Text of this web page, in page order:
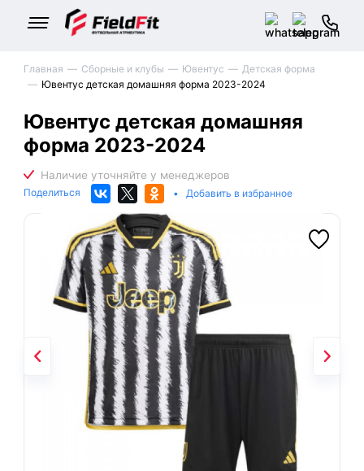
Главная Сборные и клубы Ювентус
Детская форма
Ювентус детская домашняя форма 2023-2024
Ювентус детская домашняя
форма 2023-2024
Поделиться • Добавить в избранное